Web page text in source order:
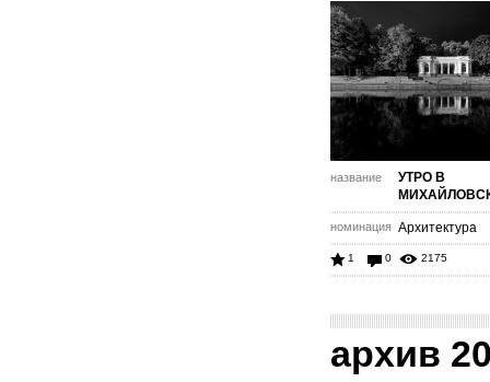
название
УТРО В
номинация Архитектура
1 0 2175
архив